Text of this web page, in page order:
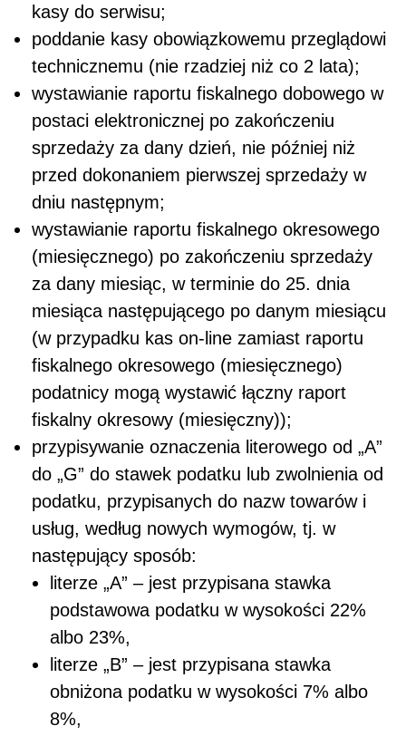
kasy do serwisu;
poddanie kasy obowiązkowemu przeglądowi
technicznemu (nie rzadziej niż co 2 lata);
wystawianie raportu fiskalnego dobowego w
postaci elektronicznej po zakończeniu
sprzedaży za dany dzień, nie później niż
przed dokonaniem pierwszej sprzedaży w
dniu następnym;
wystawianie raportu fiskalnego okresowego
(miesięcznego) po zakończeniu sprzedaży
za dany miesiąc, w terminie do 25. dnia
miesiąca następującego po danym miesiącu
(w przypadku kas on-line zamiast raportu
fiskalnego okresowego (miesięcznego)
podatnicy mogą wystawić łączny raport
fiskalny okresowy (miesięczny));
przypisywanie oznaczenia literowego od „A”
do „G” do stawek podatku lub zwolnienia od
podatku, przypisanych do nazw towarów i
usług, według nowych wymogów, tj. w
następujący sposób:
literze „A” – jest przypisana stawka
podstawowa podatku w wysokości 22%
albo 23%,
literze „B” – jest przypisana stawka
obniżona podatku w wysokości 7% albo
8%,